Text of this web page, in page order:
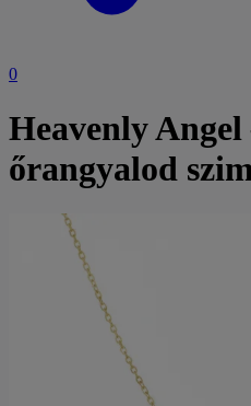
0
Heavenly Angel
őrangyalod